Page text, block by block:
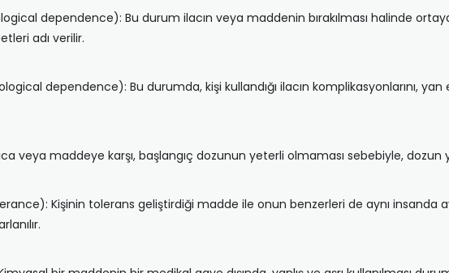
dependence): Bu durum ilacın veya maddenin bırakılması halinde
adı verilir.
dependence): Bu durumda, kişi kullandığı ilacın komplikasyonlarını,
veya maddeye karşı, başlangıç dozunun yeterli olmaması sebebiyle,
Kişinin tolerans geliştirdiği madde ile onun benzerleri de aynı insanda